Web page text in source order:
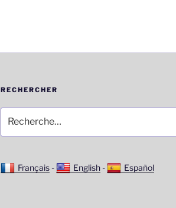
RECHERCHER
pour
:
Français- English- Español